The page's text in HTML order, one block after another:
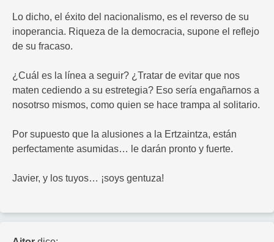
Lo dicho, el éxito del nacionalismo, es el reverso de su
inoperancia. Riqueza de la democracia, supone el reflejo
de su fracaso.
¿Cuál es la línea a seguir? ¿Tratar de evitar que nos
maten cediendo a su estretegia? Eso sería engañarnos a
nosotrso mismos, como quien se hace trampa al solitario.
Por supuesto que la alusiones a la Ertzaintza, están
perfectamente asumidas… le darán pronto y fuerte.
Javier, y los tuyos… ¡soys gentuza!